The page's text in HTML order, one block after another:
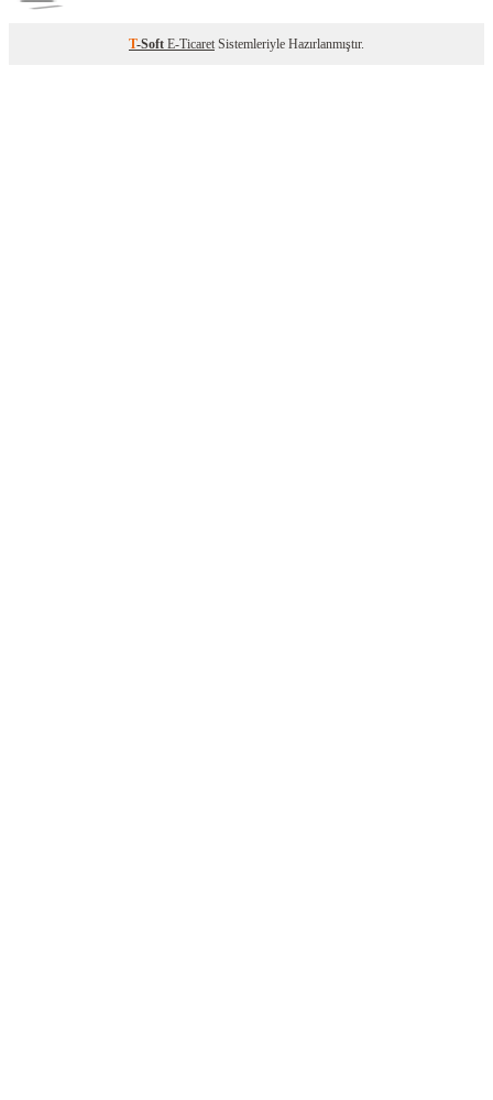
T-Soft E-Ticaret Sistemleriyle Hazırlanmıştır.